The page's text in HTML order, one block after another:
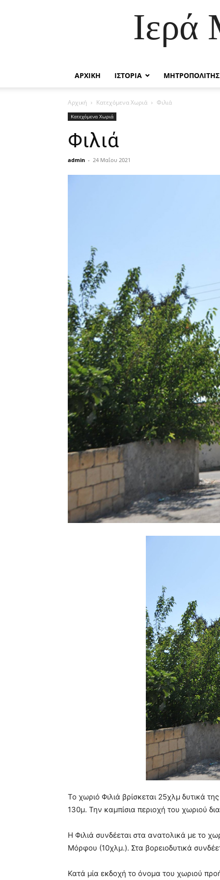
Ιερά
ΑΡΧΙΚΗ ΙΣΤΟΡΙΑ ΜΗΤΡΟΠΟΛΙΤΗΣ
Αρχική Κατεχόμενα Χωριά Φιλιά
Κατεχόμενα Χωριά
Φιλιά
admin - 24 Μαΐου 2021
Το χωριό Φιλιά βρίσκεται 25χλμ δυτικά
130μ. Την καμπίσια περιοχή του χωριού
Η Φιλιά συνδέεται στα ανατολικά με το
Μόρφου (10χλμ.). Στα βορειοδυτικά
Κατά μία εκδοχή το όνομα του χωριού